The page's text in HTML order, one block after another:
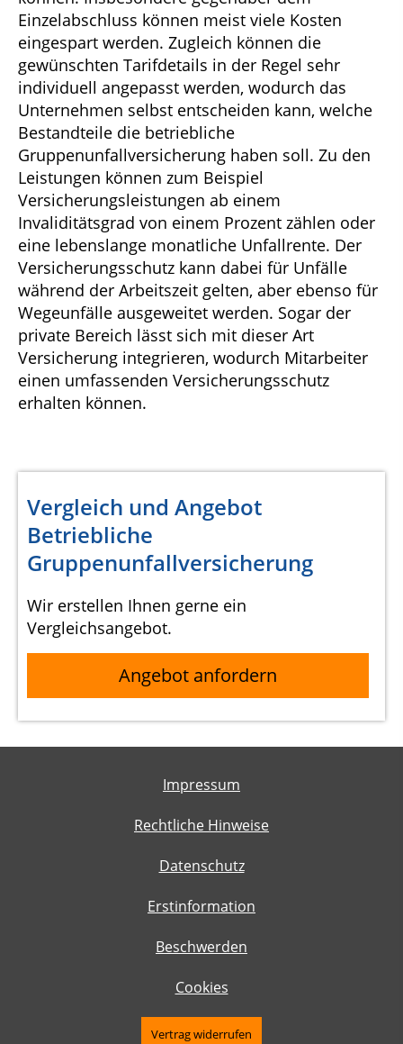
Einzelabschluss können meist viele Kosten
eingespart werden. Zugleich können die
gewünschten Tarifdetails in der Regel sehr
individuell angepasst werden, wodurch das
Unternehmen selbst entscheiden kann, welche
Bestandteile die betriebliche
Gruppenunfallversicherung haben soll. Zu den
Leistungen können zum Beispiel
Versicherungsleistungen ab einem
Invaliditätsgrad von einem Prozent zählen oder
eine lebenslange monatliche Unfallrente. Der
Versicherungsschutz kann dabei für Unfälle
während der Arbeitszeit gelten, aber ebenso für
Wegeunfälle ausgeweitet werden. Sogar der
private Bereich lässt sich mit dieser Art
Versicherung integrieren, wodurch Mitarbeiter
einen umfassenden Versicherungsschutz
erhalten können.
Vergleich und Angebot
Betriebliche
Gruppenunfallversicherung
Wir erstellen Ihnen gerne ein
Vergleichsangebot.
Angebot anfordern
Impressum
Rechtliche Hinweise
Datenschutz
Erstinformation
Beschwerden
Cookies
Vertrag widerrufen